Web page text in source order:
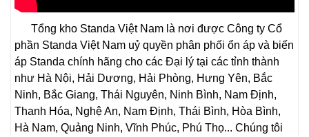
Tổng kho Standa Việt Nam là nơi được Công ty Cổ
phần Standa Việt Nam uỷ quyền phân phối ổn áp và biến
áp Standa chính hãng cho các Đại lý tại các tỉnh thành
như Hà Nội, Hải Dương, Hải Phòng, Hưng Yên, Bắc
Ninh, Bắc Giang, Thái Nguyên, Ninh Bình, Nam Định,
Thanh Hóa, Nghệ An, Nam Định, Thái Bình, Hòa Bình,
Hà Nam, Quảng Ninh, Vĩnh Phúc, Phú Thọ... Chúng tôi